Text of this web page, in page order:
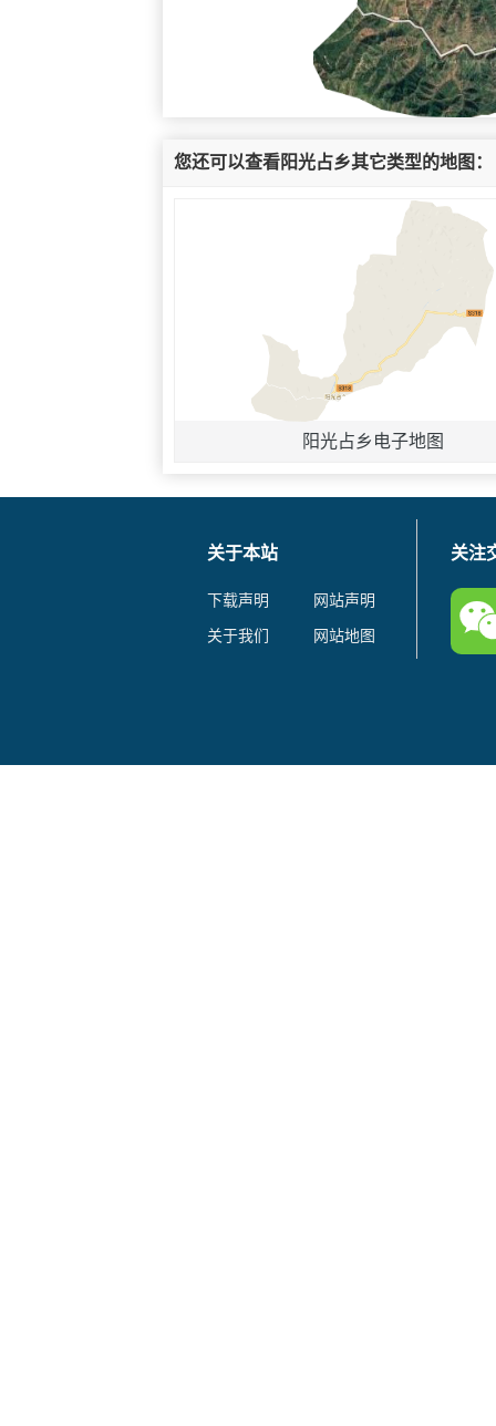
您还可以查看阳光占乡其它类型的地图：
阳光占乡电子地图
关于本站
下载声明
网站声明
关于我们
网站地图
关注